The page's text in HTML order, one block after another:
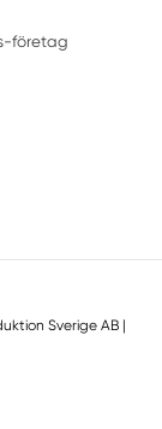
företag
Sverige AB |